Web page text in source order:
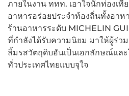
ภายในงาน ททท. เอาใจนักท่องเที่
อาหารอร่อยประจำท้องถิ่นทั้งอาห
ร้านอาหารระดับ MICHELIN
ที่กำลังได้รับความนิยม มาให้ผู้ร่ว
ลิ้มรสวัตถุดิบอันเป็นเอกลักษณ์แล
ทั่วประเทศไทยแบบจุใจ